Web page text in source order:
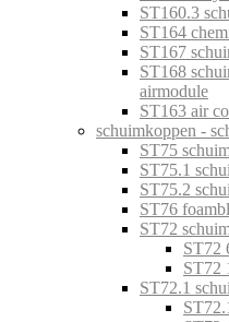
ST160.3
ST164
ST167
ST168
airmodule
ST163 air
schuimkoppen -
ST75
ST75.1
ST75.2
ST76
ST72
ST72
ST72
ST72.1